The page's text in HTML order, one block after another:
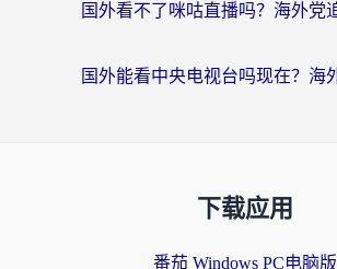
下载应用
番茄 Windows PC电脑版